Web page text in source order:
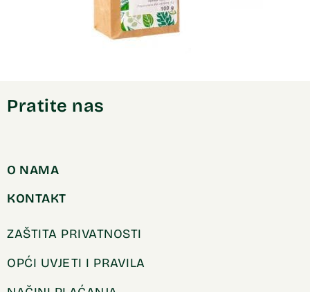
Pratite nas
O NAMA
KONTAKT
ZAŠTITA PRIVATNOSTI
OPĆI UVJETI I PRAVILA